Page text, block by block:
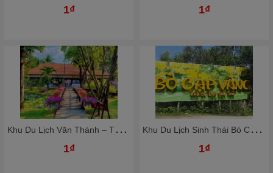
1₫
K
hu Du Lịch Văn Thánh – Thiên Đường Nghỉ Dưỡng Giữa Lòng Sài Gòn
1₫
1₫
K
hu Du Lịch Sinh Thái Bò Cạp Vàng – Thiên Đường Giải Trí Xanh Gần Sài Gòn
1₫